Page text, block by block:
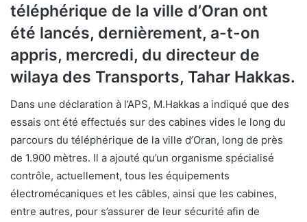
téléphérique de la ville d’Oran ont
été lancés, dernièrement, a-t-on
appris, mercredi, du directeur de
wilaya des Transports, Tahar Hakkas.
Dans une déclaration à l’APS, M.Hakkas a indiqué que des
essais ont été effectués sur des cabines vides le long du
parcours du téléphérique de la ville d’Oran, long de près
de 1.900 mètres. Il a ajouté qu’un organisme spécialisé
contrôle, actuellement, tous les équipements
électromécaniques et les câbles, ainsi que les cabines,
entre autres, pour s’assurer de leur sécurité afin de